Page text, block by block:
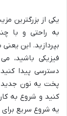
یکی از بزرگترین
به راحتی و با
بپردازید. این
فیزیکی باشید،
دسترسی پیدا
پخت یه نون جدید
کنید و شروع به
یه شروع سریع